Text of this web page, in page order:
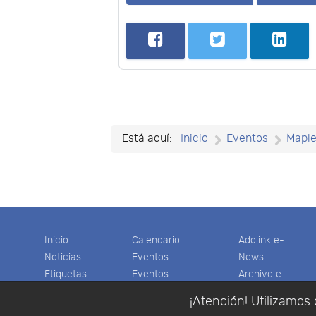
¡Atención!
Está aquí: Inicio Eventos Maple
Inicio
Noticias
Etiquetas
Calendario
Eventos
Eventos
Colaboradores
Addlink e-
News
Archivo e-
Software